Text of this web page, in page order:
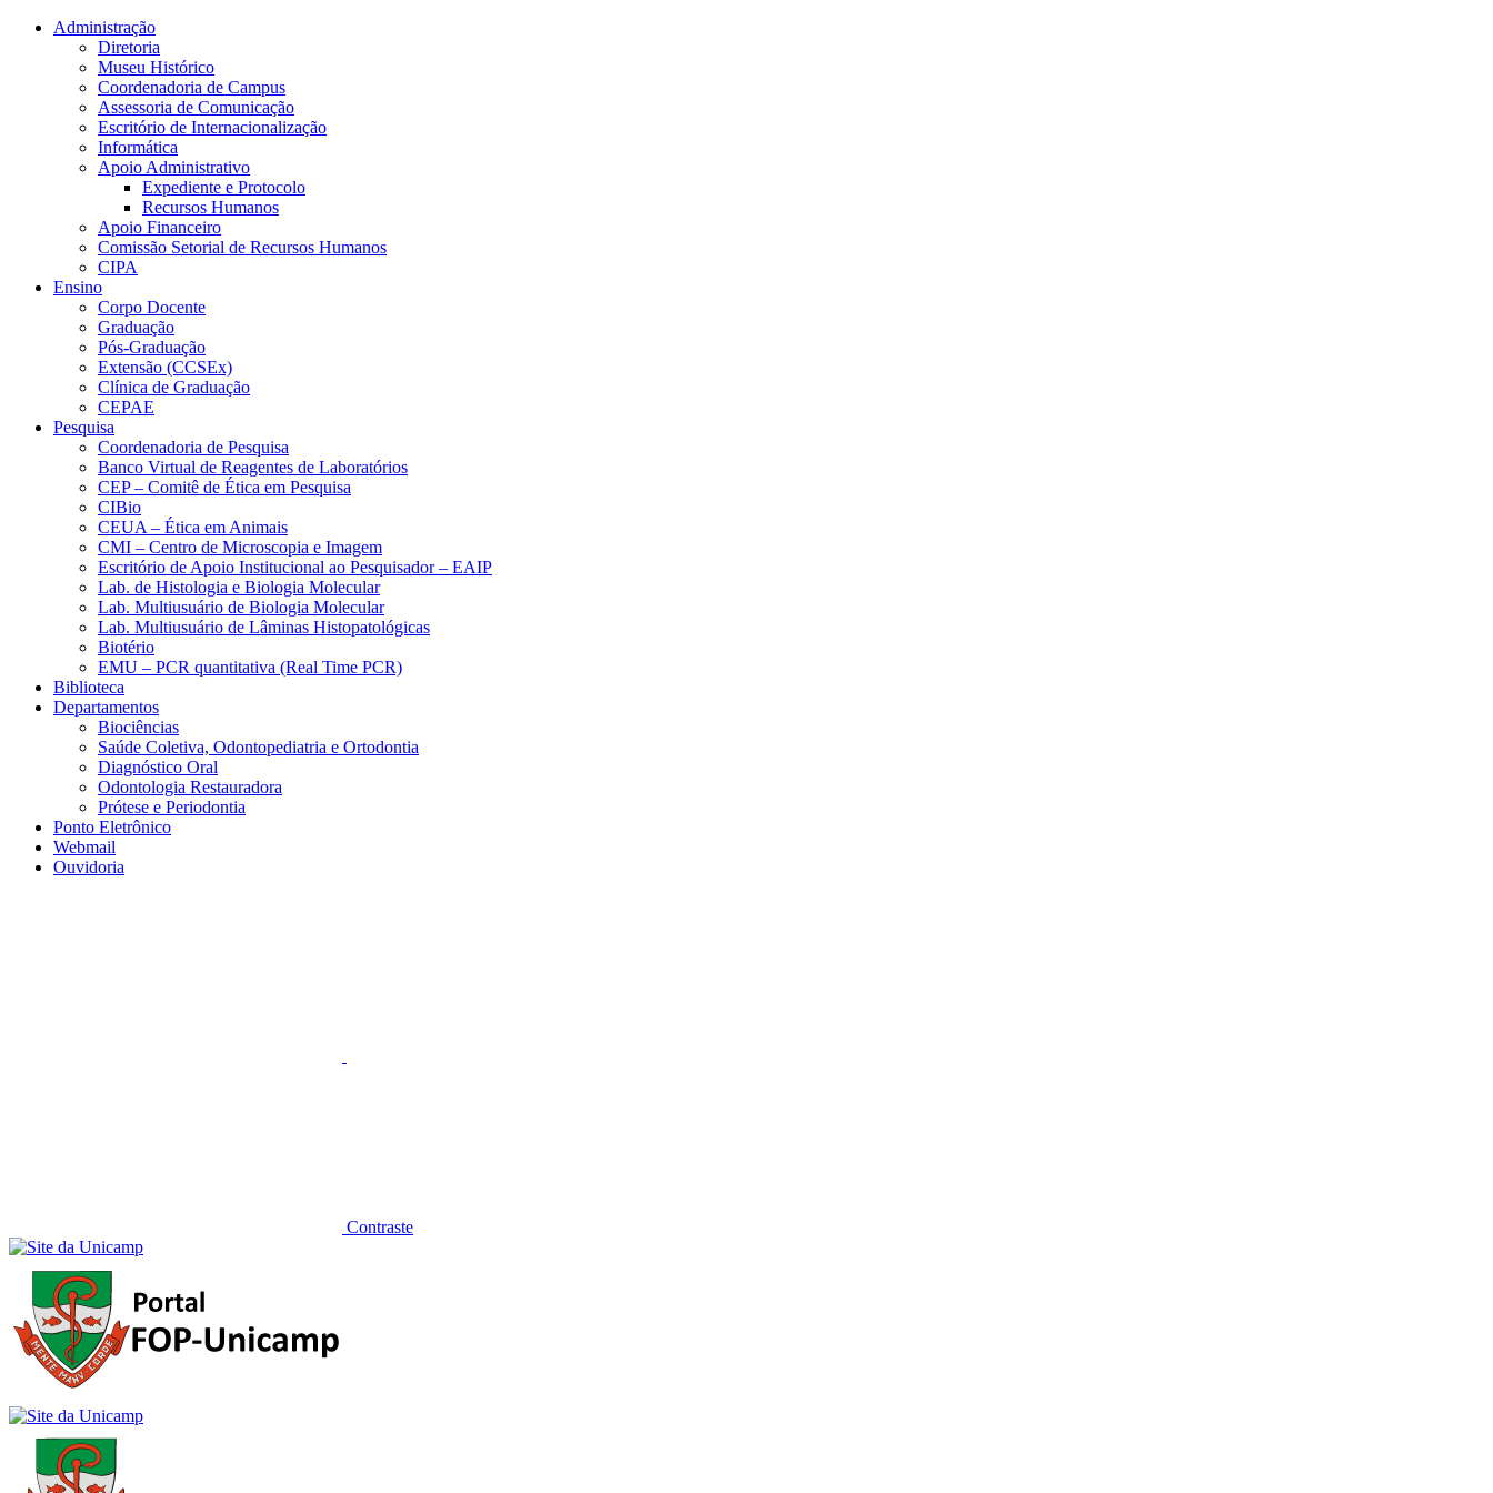
Conteúdo principal Menu principal
Administração
Diretoria
Museu Histórico
Coordenadoria de Campus
Assessoria de Comunicação
Escritório de Internacionalização
Informática
Apoio Administrativo
Expediente e Protocolo
Recursos Humanos
Apoio Financeiro
Comissão Setorial de Recursos Humanos
CIPA
Ensino
Corpo Docente
Graduação
Pós-Graduação
Extensão (CCSEx)
Clínica de Graduação
CEPAE
Pesquisa
Coordenadoria de Pesquisa
Banco Virtual de Reagentes de Laboratórios
CEP – Comitê de Ética em Pesquisa
CIBio
CEUA – Ética em Animais
CMI – Centro de Microscopia e Imagem
Escritório de Apoio Institucional ao Pesquisador – EAIP
Lab. de Histologia e Biologia Molecular
Lab. Multiusuário de Biologia Molecular
Lab. Multiusuário de Lâminas Histopatológicas
Biotério
EMU – PCR quantitativa (Real Time PCR)
Biblioteca
Departamentos
Biociências
Saúde Coletiva, Odontopediatria e Ortodontia
Diagnóstico Oral
Odontologia Restauradora
Prótese e Periodontia
Ponto Eletrônico
Webmail
Ouvidoria
Contraste